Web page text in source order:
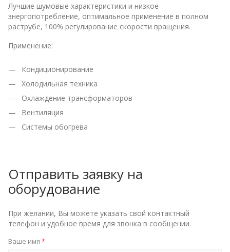
Лучшие шумовые характеристики и низкое
энергопотребление, оптимальное применение в полном
раструбе, 100% регулирование скорости вращения.
Применение:
Кондиционирование
Холодильная техника
Охлаждение трансформаторов
Вентиляция
Системы обогрева
Отправить заявку на
оборудование
При желании, Вы можете указать свой контактный
телефон и удобное время для звонка в сообщении.
Ваше имя *